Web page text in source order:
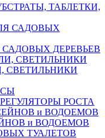
ТАБЛЕТКИ,
ДЕРЕВЬЕВ
СВЕТИЛЬНИКИ
РЕГУЛЯТОРЫ РОСТА
и ВОДОЕМОВ